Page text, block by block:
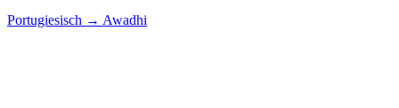
Portugiesisch → Awadhi